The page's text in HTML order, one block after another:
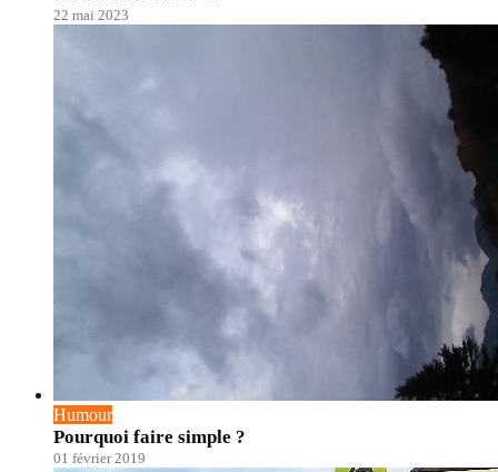
22 mai 2023
Humour
Pourquoi faire simple ?
01 février 2019